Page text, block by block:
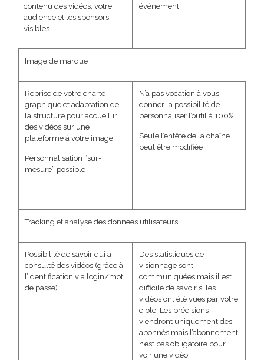
contenu des vidéos, votre
audience et les sponsors
visibles
événement.
Image de marque
Reprise de votre charte
graphique et adaptation de
la structure pour accueillir
des vidéos sur une
plateforme à votre image
Personnalisation “sur-
mesure” possible
N’a pas vocation à vous
donner la possibilité de
personnaliser l’outil à 100%
Seule l’entête de la chaîne
peut être modifiée
Tracking et analyse des données utilisateurs
Possibilité de savoir qui a
consulté des vidéos (grâce à
l’identification via login/mot
de passe)
Des statistiques de
visionnage sont
communiquées mais il est
difficile de savoir si les
vidéos ont été vues par votre
cible. Les précisions
viendront uniquement des
abonnés mais l’abonnement
n’est pas obligatoire pour
voir une vidéo.